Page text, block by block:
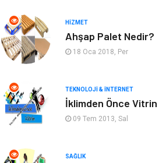
Anne & Çocuk
Bilgisayar &
Yazılım
Keyif & Hobi
Tatil Genel Kültür
Emlak Finans & Ekonomi
Ev İşleri
HIZMET
Ahşap Palet Nedir?
18 Oca 2018, Per
TEKNOLOJI & İNTERNET
İklimden Önce Vitrin
09 Tem 2013, Sal
SAĞLIK